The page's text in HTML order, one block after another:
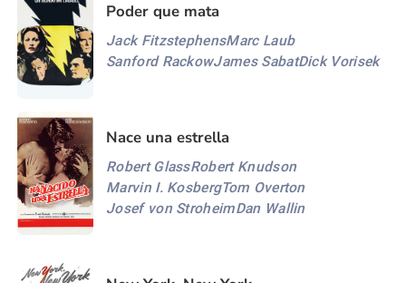
Poder que mata
Jack FitzstephensMarc Laub
Sanford RackowJames SabatDick Vorisek
Nace una estrella
Robert GlassRobert Knudson
Marvin I. KosbergTom Overton
Josef von StroheimDan Wallin